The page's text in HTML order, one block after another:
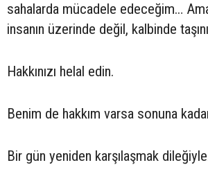
sahalarda mücadele edeceğim…
insanın üzerinde değil, kalbinde
Hakkınızı helal edin.
Benim de hakkım varsa sonuna
Bir gün yeniden karşılaşmak